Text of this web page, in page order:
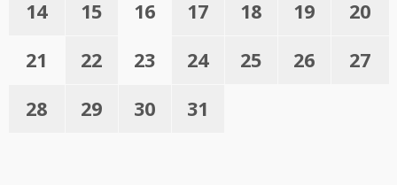
14
15 16 17 18 19
20
21
22 23 24 25 26
27
28
29 30 31